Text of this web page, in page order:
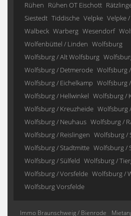
Rühen Rühen OT Eischott
Siestedt Tiddische Velpke Velpke
Walbeck Warberg Wesendorf
Wolfenbüttel / Linden Wolfsburg
Wolfsburg / Alt Wolfsburg
Wolfsburg / Detmerode Wolfsburg
Wolfsburg / Eichelkamp Wolfsburg
Wolfsburg / Hellwinkel Wolfsburg /
Wolfsburg / Kreuzheide Wolfsburg
Wolfsburg / Neuhaus Wolfsburg /
Wolfsburg / Reislingen Wolfsburg /
Wolfsburg / Stadtmitte Wolfsburg /
Wolfsburg / Sülfeld Wolfsburg /
Wolfsburg / Vorsfelde Wolfsburg /
Wolfsburg Vorsfelde
Immo Braunschweig / Bienrode